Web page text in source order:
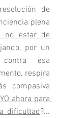
de
plena
no estar de
por un
esa
respira
compasiva
ahora para
dificultad?...